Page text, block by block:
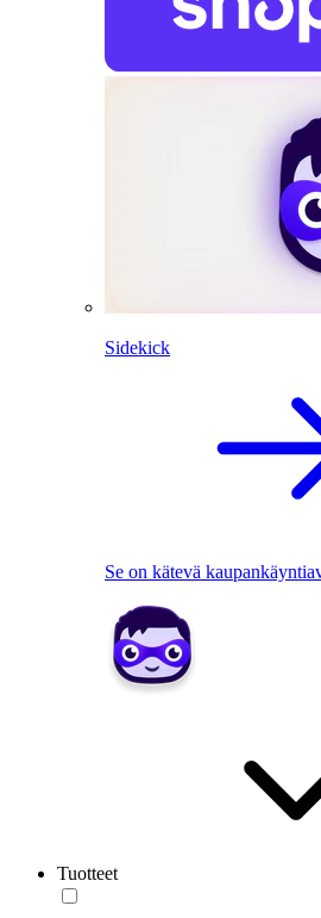
Sidekick
Se on kätevä
Tuotteet